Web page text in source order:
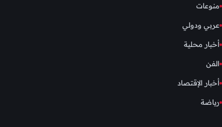
منوعات
عربي ودولي
أخبار محلية
الفن
أخبار الإقتصاد
رياضة